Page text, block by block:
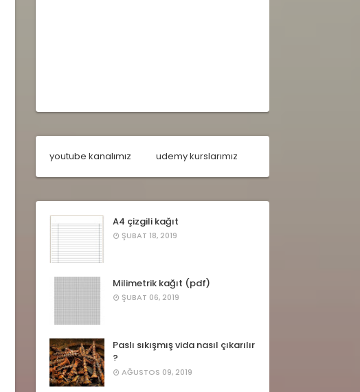
youtube kanalımız udemy kurslarımız
A4 çizgili kağıt
ŞUBAT 18, 2019
Milimetrik kağıt (pdf)
ŞUBAT 06, 2019
Paslı sıkışmış vida nasıl çıkarılır
?
AĞUSTOS 09, 2019